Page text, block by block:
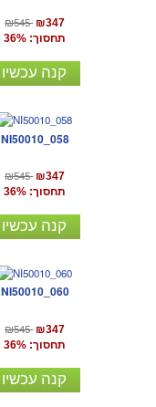
₪545 ₪347
תחסוך: 36%
קנה עכשיו
NI50010_058
₪545 ₪347
תחסוך: 36%
קנה עכשיו
NI50010_060
₪545 ₪347
תחסוך: 36%
קנה עכשיו